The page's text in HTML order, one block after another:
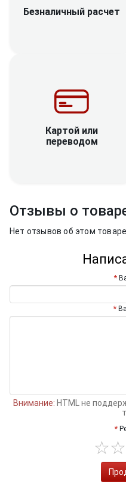
Безналичный расчет
Картой или
переводом
Отзывы о
Нет отзывов об этом товаре.
Внимание: HTML не